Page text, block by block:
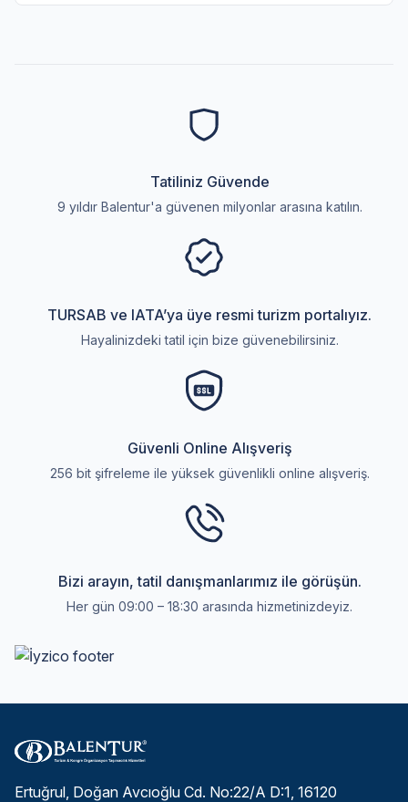
Tatiliniz Güvende
9 yıldır Balentur'a güvenen milyonlar arasına katılın.
TURSAB ve IATA’ya üye resmi turizm portalıyız.
Hayalinizdeki tatil için bize güvenebilirsiniz.
Güvenli Online Alışveriş
256 bit şifreleme ile yüksek güvenlikli online alışveriş.
Bizi arayın, tatil danışmanlarımız ile görüşün.
Her gün 09:00 – 18:30 arasında hizmetinizdeyiz.
Ertuğrul, Doğan Avcıoğlu Cd. No:22/A D:1, 16120